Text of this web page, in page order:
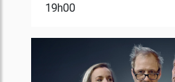
19h00